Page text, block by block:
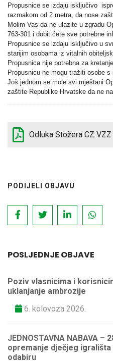
Propusnice se izdaju isključivo
razmakom od 2 metra, da nose
Molim Vas da ne ulazite u zgradu
763-301 i dobit ćete sve potrebne
Propusnice se izdaju isključivo u
starijim osobama iz vitalnih
Propusnica nije potrebna za
Propusnicu ne mogu tražiti osobe
Još jednom se mole svi mještani
zaštite Republike Hrvatske da ne
Odluka Stožera CZ
PODIJELI OBJAVU
POSLJEDNJE OBJAVE
Poziv vlasnicima i
uklanjanje ambrozije
6. kolovoza 2026.
JEDNOSTAVNA NABAVA –
opremanje dječjeg igrališta
odabiru